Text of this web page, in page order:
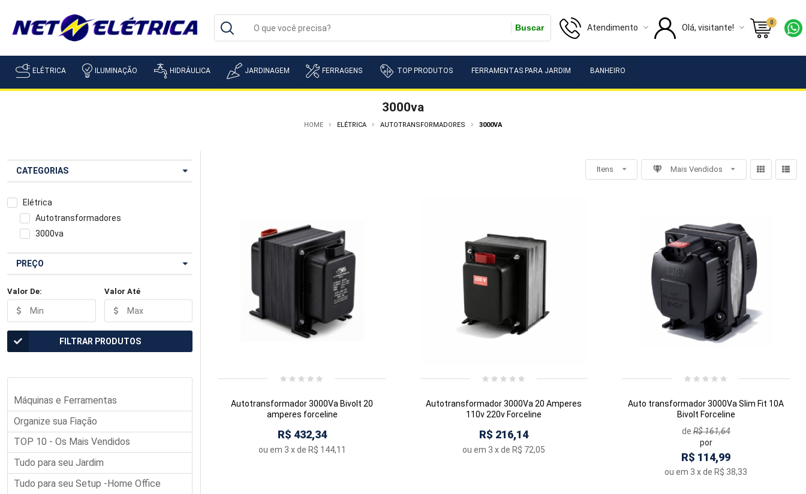
Buscar Atendimento Olá, visitante!
0
ELÉTRICA ILUMINAÇÃO HIDRÁULICA JARDINAGEM FERRAGENS TOP PRODUTOS FERRAMENTAS PARA JARDIM BANHEIRO
3000va
HOME ELÉTRICA AUTOTRANSFORMADORES 3000VA
CATEGORIAS
Elétrica
Autotransformadores
3000va
PREÇO
Valor De: Valor Até
FILTRAR PRODUTOS
Máquinas e Ferramentas
Organize sua Fiação
TOP 10 - Os Mais Vendidos
Tudo para seu Jardim
Tudo para seu Setup -Home Office
Itens Mais Vendidos
Autotransformador 3000Va Bivolt 20
amperes forceline
R$ 432,34
ou em 3 x de R$ 144,11
Autotransformador 3000Va 20 Amperes
110v 220v Forceline
R$ 216,14
ou em 3 x deR$ 72,05
Auto transformador 3000Va Slim Fit 10A
Bivolt Forceline
de R$ 161,64
por
R$ 114,99
ou em 3 x deR$ 38,33